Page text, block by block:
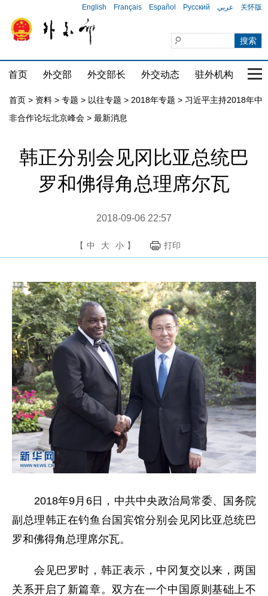
English Français Español Русский عربي 关怀版
首页 外交部 外交部长 外交动态 驻外机构 国
首页 > 资料 > 专题 > 以往专题 > 2018年专题 > 习近平主持2018年中
非合作论坛北京峰会 > 最新消息
韩正分别会见冈比亚总统巴
罗和佛得角总理席尔瓦
2018-09-06 22:57
【 中 大 小 】 打印
2018年9月6日，中共中央政治局常委、国务院
副总理韩正在钓鱼台国宾馆分别会见冈比亚总统巴
罗和佛得角总理席尔瓦。
会见巴罗时，韩正表示，中冈复交以来，两国
关系开启了新篇章。双方在一个中国原则基础上不